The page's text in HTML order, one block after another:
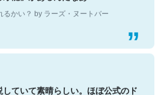
るかい？ by ラーズ・ヌートバー
していて素晴らしい。ほぼ公式のド